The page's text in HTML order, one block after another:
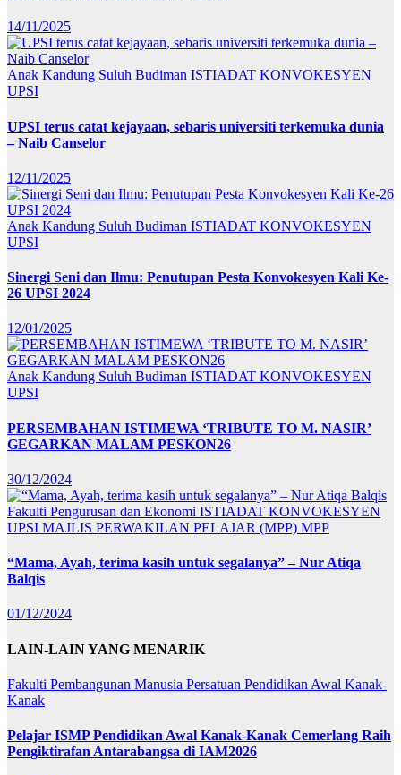
14/11/2025
Anak Kandung Suluh Budiman ISTIADAT KONVOKESYEN
UPSI
UPSI terus catat kejayaan, sebaris universiti terkemuka dunia
– Naib Canselor
12/11/2025
Anak Kandung Suluh Budiman ISTIADAT KONVOKESYEN
UPSI
Sinergi Seni dan Ilmu: Penutupan Pesta Konvokesyen Kali Ke-
26 UPSI 2024
12/01/2025
Anak Kandung Suluh Budiman ISTIADAT KONVOKESYEN
UPSI
PERSEMBAHAN ISTIMEWA ‘TRIBUTE TO M. NASIR’
GEGARKAN MALAM PESKON26
30/12/2024
Fakulti Pengurusan dan Ekonomi ISTIADAT KONVOKESYEN
UPSI MAJLIS PERWAKILAN PELAJAR (MPP) MPP
“Mama, Ayah, terima kasih untuk segalanya” – Nur Atiqa
Balqis
01/12/2024
LAIN-LAIN YANG MENARIK
Fakulti Pembangunan Manusia Persatuan Pendidikan Awal Kanak-
Kanak
Pelajar ISMP Pendidikan Awal Kanak-Kanak Cemerlang Raih
Pengiktirafan Antarabangsa di IAM2026